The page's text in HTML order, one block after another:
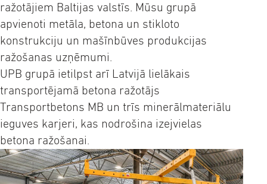
ražotājiem Baltijas valstīs. Mūsu grupā
apvienoti metāla, betona un stikloto
konstrukciju un mašīnbūves produkcijas
ražošanas uzņēmumi.
UPB grupā ietilpst arī Latvijā lielākais
transportējamā betona ražotājs
Transportbetons MB un trīs minerālmateriālu
ieguves karjeri, kas nodrošina izejvielas
betona ražošanai.